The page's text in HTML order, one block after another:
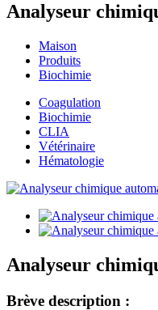
Analyseur
Maison
Produits
Biochimie
Coagulation
Biochimie
CLIA
Vétérinaire
Hématologie
Analyseur
Brève description :